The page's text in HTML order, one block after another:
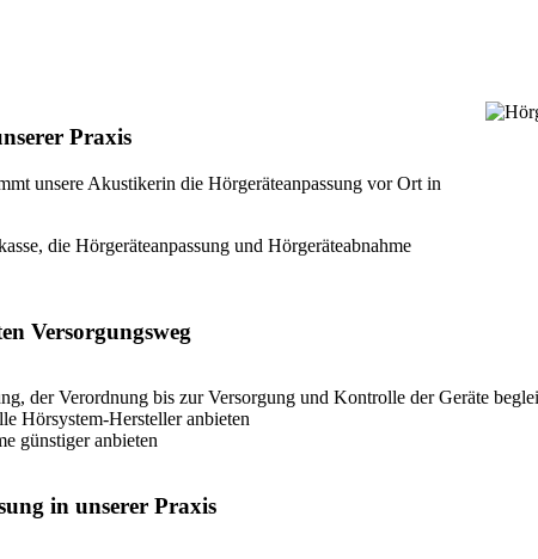
Praxis
unsere Akustikerin die Hörgeräteanpassung vor Ort in
die Hörgeräteanpassung und Hörgeräteabnahme
Versorgungsweg
der Verordnung bis zur Versorgung und Kontrolle der Geräte
Hörsystem-Hersteller anbieten
günstiger anbieten
in unserer Praxis